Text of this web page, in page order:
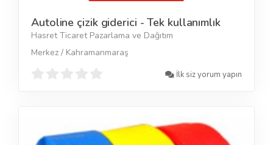
Autoline çizik giderici - Tek kullanımlık
Hasret Ticaret Pazarlama ve Dağıtım
Merkez / Kahramanmaraş
İlk siz yorum yapın